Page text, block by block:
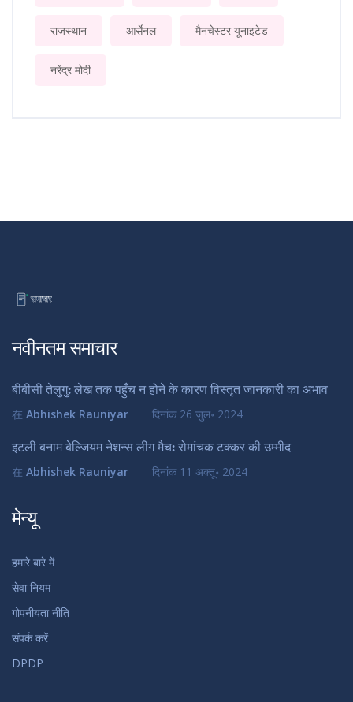
राजस्थान आर्सेनल मैनचेस्टर यूनाइटेड
नरेंद्र मोदी
नवीनतम समाचार
बीबीसी तेलुगु: लेख तक पहुँच न होने के कारण विस्तृत जानकारी का अभाव
在 Abhishek Rauniyar दिनांक 26 जुल॰ 2024
इटली बनाम बेल्जियम नेशन्स लीग मैच: रोमांचक टक्कर की उम्मीद
在 Abhishek Rauniyar दिनांक 11 अक्तू॰ 2024
मेन्यू
हमारे बारे में
सेवा नियम
गोपनीयता नीति
संपर्क करें
DPDP